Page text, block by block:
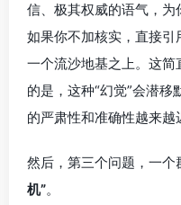
信、极其权威的语气，为
如果你不加核实，直接
一个流沙地基之上。这简
的是，这种“幻觉”会潜
的严肃性和准确性越来越
然后，第三个问题，一个
机”。